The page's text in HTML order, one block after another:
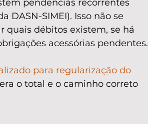
pendências recorrentes
DASN-SIMEI). Isso não se
quais débitos existem, se há
acessórias pendentes.
para regularização do
o total e o caminho correto